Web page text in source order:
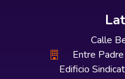
Calle
Entre
Edificio